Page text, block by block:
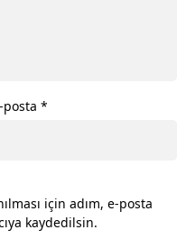
posta*
için adım, e-posta
kaydedilsin.